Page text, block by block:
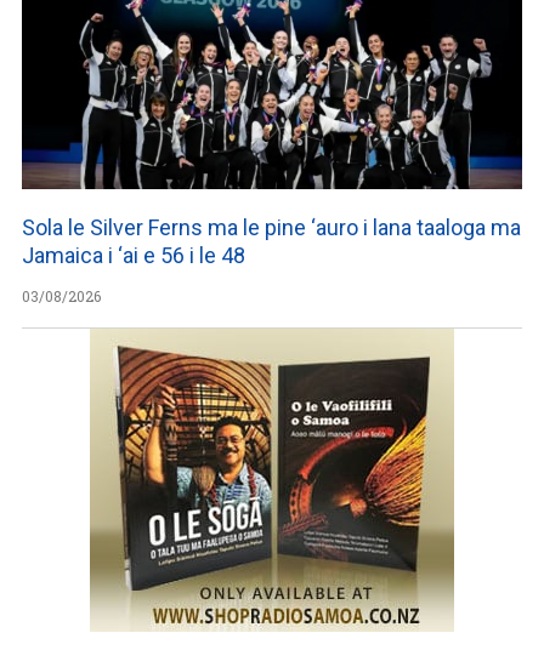
Sola le Silver Ferns ma le pine ‘auro i lana taaloga ma
Jamaica i ‘ai e 56 i le 48
03/08/2026